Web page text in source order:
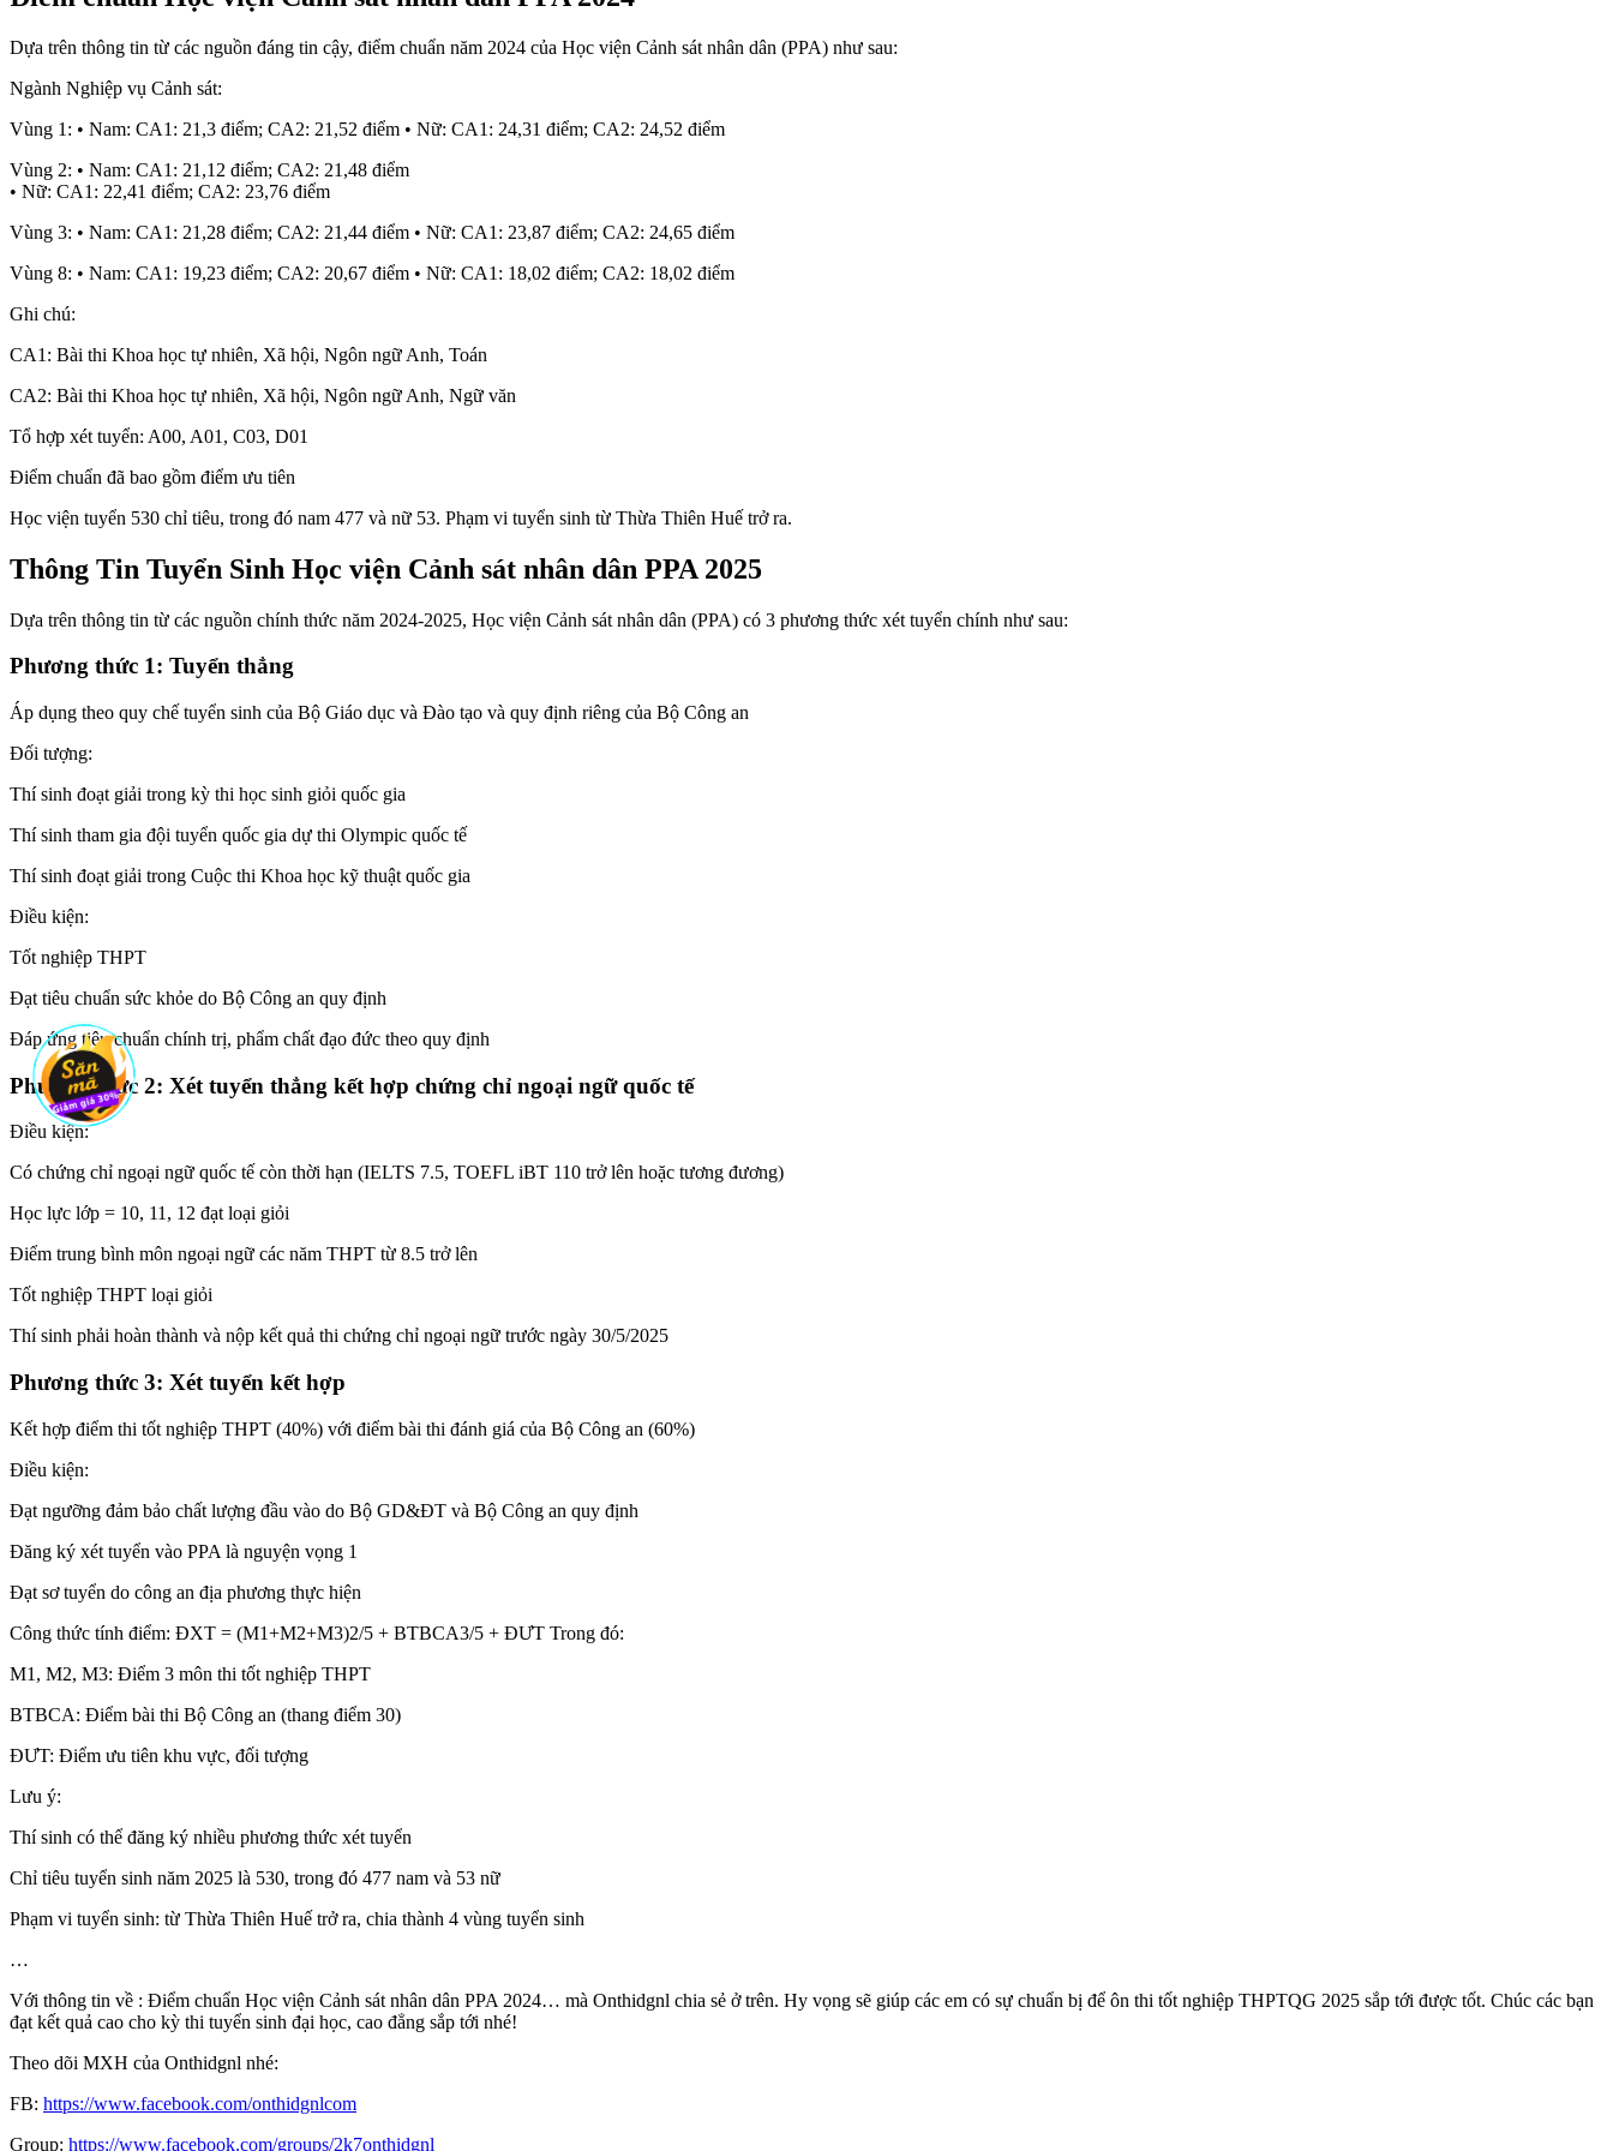
Dựa trên thông tin từ các nguồn đáng tin cậy, điểm chuẩn năm 2024 của Học viện Cảnh sát nhân dân (PPA) như sau:
Ngành Nghiệp vụ Cảnh sát:
Vùng 1: • Nam: CA1: 21,3 điểm; CA2: 21,52 điểm • Nữ: CA1: 24,31 điểm; CA2: 24,52 điểm
Vùng 2: • Nam: CA1: 21,12 điểm; CA2: 21,48 điểm
• Nữ: CA1: 22,41 điểm; CA2: 23,76 điểm
Vùng 3: • Nam: CA1: 21,28 điểm; CA2: 21,44 điểm • Nữ: CA1: 23,87 điểm; CA2: 24,65 điểm
Vùng 8: • Nam: CA1: 19,23 điểm; CA2: 20,67 điểm • Nữ: CA1: 18,02 điểm; CA2: 18,02 điểm
Ghi chú:
CA1: Bài thi Khoa học tự nhiên, Xã hội, Ngôn ngữ Anh, Toán
CA2: Bài thi Khoa học tự nhiên, Xã hội, Ngôn ngữ Anh, Ngữ văn
Tổ hợp xét tuyển: A00, A01, C03, D01
Điểm chuẩn đã bao gồm điểm ưu tiên
Học viện tuyển 530 chỉ tiêu, trong đó nam 477 và nữ 53. Phạm vi tuyển sinh từ Thừa Thiên Huế trở ra.
Thông Tin Tuyển Sinh Học viện Cảnh sát nhân dân PPA 2025
Dựa trên thông tin từ các nguồn chính thức năm 2024-2025, Học viện Cảnh sát nhân dân (PPA) có 3 phương thức xét tuyển chính như sau:
Phương thức 1: Tuyển thẳng
Áp dụng theo quy chế tuyển sinh của Bộ Giáo dục và Đào tạo và quy định riêng của Bộ Công an
Đối tượng:
Thí sinh đoạt giải trong kỳ thi học sinh giỏi quốc gia
Thí sinh tham gia đội tuyển quốc gia dự thi Olympic quốc tế
Thí sinh đoạt giải trong Cuộc thi Khoa học kỹ thuật quốc gia
Điều kiện:
Tốt nghiệp THPT
Đạt tiêu chuẩn sức khỏe do Bộ Công an quy định
Đáp ứng tiêu chuẩn chính trị, phẩm chất đạo đức theo quy định
Phương thức 2: Xét tuyển thẳng kết hợp chứng chỉ ngoại ngữ quốc tế
Điều kiện:
Có chứng chỉ ngoại ngữ quốc tế còn thời hạn (IELTS 7.5, TOEFL iBT 110 trở lên hoặc tương đương)
Học lực lớp = 10, 11, 12 đạt loại giỏi
Điểm trung bình môn ngoại ngữ các năm THPT từ 8.5 trở lên
Tốt nghiệp THPT loại giỏi
Thí sinh phải hoàn thành và nộp kết quả thi chứng chỉ ngoại ngữ trước ngày 30/5/2025
Phương thức 3: Xét tuyển kết hợp
Kết hợp điểm thi tốt nghiệp THPT (40%) với điểm bài thi đánh giá của Bộ Công an (60%)
Điều kiện:
Đạt ngưỡng đảm bảo chất lượng đầu vào do Bộ GD&ĐT và Bộ Công an quy định
Đăng ký xét tuyển vào PPA là nguyện vọng 1
Đạt sơ tuyển do công an địa phương thực hiện
Công thức tính điểm: ĐXT = (M1+M2+M3)2/5 + BTBCA3/5 + ĐƯT Trong đó:
M1, M2, M3: Điểm 3 môn thi tốt nghiệp THPT
BTBCA: Điểm bài thi Bộ Công an (thang điểm 30)
ĐƯT: Điểm ưu tiên khu vực, đối tượng
Lưu ý:
Thí sinh có thể đăng ký nhiều phương thức xét tuyển
Chỉ tiêu tuyển sinh năm 2025 là 530, trong đó 477 nam và 53 nữ
Phạm vi tuyển sinh: từ Thừa Thiên Huế trở ra, chia thành 4 vùng tuyển sinh
…
Với thông tin về : Điểm chuẩn Học viện Cảnh sát nhân dân PPA 2024… mà Onthidgnl chia sẻ ở trên. Hy vọng sẽ giúp các em có sự chuẩn bị để ôn thi tốt nghiệp THPTQG 2025 sắp tới được tốt. Chúc các bạn
đạt kết quả cao cho kỳ thi tuyển sinh đại học, cao đẳng sắp tới nhé!
Theo dõi MXH của Onthidgnl nhé:
FB: https://www.facebook.com/onthidgnlcom
Group: https://www.facebook.com/groups/2k7onthidgnl